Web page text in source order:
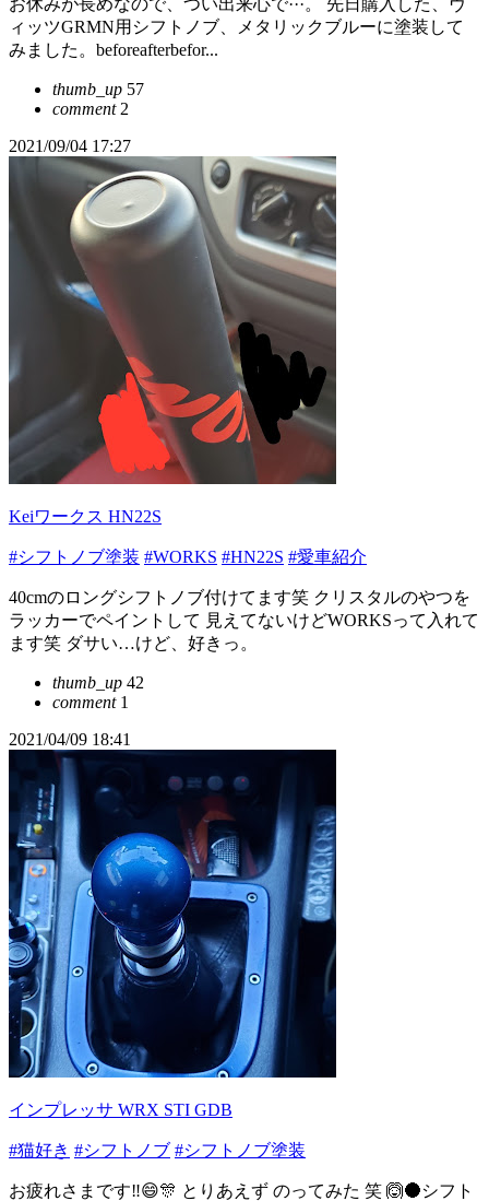
お休みが長めなので、つい出来心で···。 先日購入した、ヴ
ィッツGRMN用シフトノブ、メタリックブルーに塗装して
みました。beforeafterbefor...
thumb_up 57
comment2
2021/09/04 17:27
Keiワークス HN22S
#シフトノブ塗装 #WORKS #HN22S #愛車紹介
40cmのロングシフトノブ付けてます笑 クリスタルのやつを
ラッカーでペイントして 見えてないけどWORKSって入れて
ます笑 ダサい…けど、好きっ。
thumb_up 42
comment1
2021/04/09 18:41
インプレッサ WRX STI GDB
#猫好き #シフトノブ #シフトノブ塗装
お疲れさまです‼️😄🎊 とりあえず のってみた 笑 🙆🌑シフト